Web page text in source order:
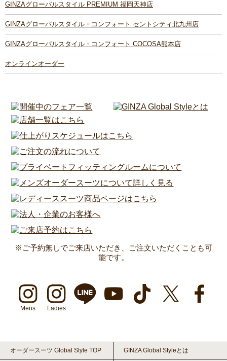
GINZAグローバルスタイル PREMIUM 福岡天神店
GINZAグローバルスタイル・コンフォート セントシティ北九州店
GINZAグローバルスタイル・コンフォート COCOSA熊本店
オンラインオーダー
※ご予約無しでご来店いただき、ご注文いただくことも可
能です。
Mens Ladies
オーダースーツ Global Style TOP GINZA Global Styleとは